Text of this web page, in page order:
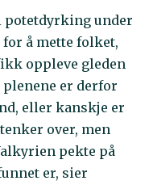
potetdyrking under
å mette folket,
oppleve gleden
er derfor
eller kanskje er
over, men
pekte på
er, sier